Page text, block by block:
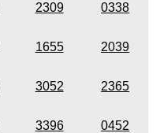
2309 0338
1655 2039
3052 2365
3396 0452